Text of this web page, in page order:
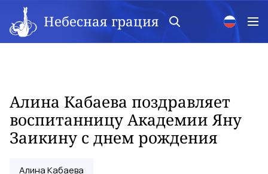
Небесная грация
Алина Кабаева поздравляет
воспитанницу Академии Яну
Заикину с днем рождения
Алина Кабаева